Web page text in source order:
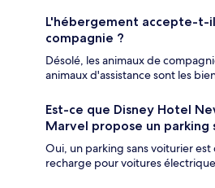
L'hébergement accepte-t-
compagnie ?
Désolé, les animaux de
animaux d'assistance sont les
Est-ce que Disney Hotel
Marvel propose un parking
Oui, un parking sans voiturier
recharge pour voitures